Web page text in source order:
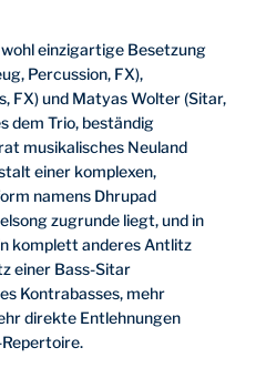
einzigartige Besetzung
Percussion, FX),
FX) und Matyas Wolter (Sitar,
dem Trio, beständig
musikalisches Neuland
einer komplexen,
namens Dhrupad
zugrunde liegt, und in
komplett anderes Antlitz
einer Bass-Sitar
Kontrabasses, mehr
direkte Entlehnungen